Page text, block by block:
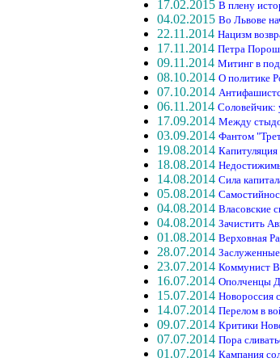
17.02.2015 В плену
04.02.2015 Во Львове
22.11.2014 Нацизм
17.11.2014 Петра
09.11.2014 Митинг в
08.10.2014 О политике
07.10.2014
06.11.2014 Соловейчик:
17.09.2014 Между
03.09.2014 Фантом
19.08.2014 Капитуляция
18.08.2014
14.08.2014 Сила
05.08.2014
04.08.2014 Власовские
04.08.2014 Зачистить
01.08.2014 Верховная
28.07.2014
23.07.2014 Коммунист
16.07.2014 Ополченцы
15.07.2014 Новороссия
14.07.2014 Перелом в
09.07.2014 Критики
07.07.2014 Пора
01.07.2014 Кампания